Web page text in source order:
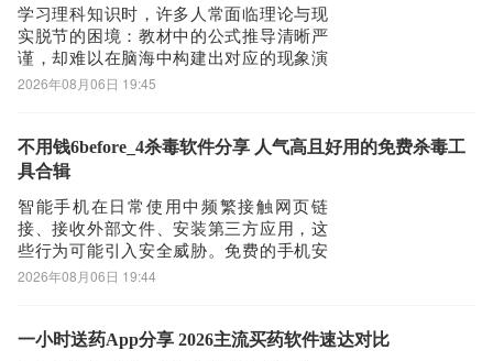
学习理科知识时，许多人常面临理论与现
实脱节的困境：教材中的公式推导清晰严
谨，却难以在脑海中构建出对应的现象演
变过程。物理实验模拟类应用正是为弥合
验环境，让科学原理从纸面跃入指尖。1、
《准星实验室》支持在屏幕表层实时生成
2026年08月06日 19:45
不用钱6before_4杀毒软件分享 人气高且好用的免费杀毒工
具合辑
智能手机在日常使用中频繁接触网页链
接、接收外部文件、安装第三方应用，这
些行为可能引入安全威胁。免费的手机安
全防护工具能够实时监控系统状态，拦截
安卓安全类应用，覆盖不同品牌与型号的
2026年08月06日 19:44
一小时送药App分享 2026主流买药软件速达对比